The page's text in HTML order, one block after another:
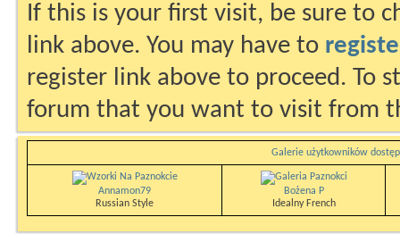
If this is your first visit, be sure to
link above. You may have to
register link above to proceed. To
forum that you want to visit from
Galerie użytkowników
Annamon79
Russian Style
Bożena P
Idealny French